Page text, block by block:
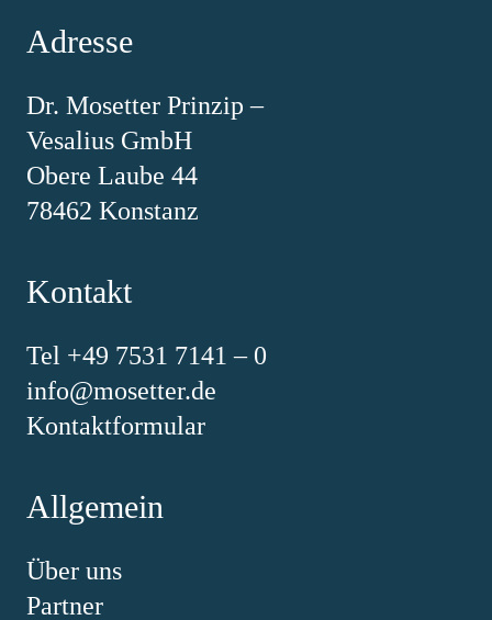
Adresse
Dr. Mosetter Prinzip –
Vesalius GmbH
Obere Laube 44
78462 Konstanz
Kontakt
Tel +49 7531 7141 – 0
info@mosetter.de
Kontaktformular
Allgemein
Über uns
Partner